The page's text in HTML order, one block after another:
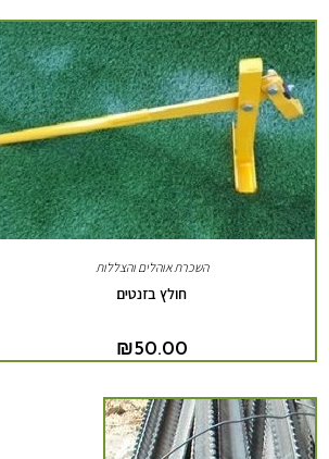
השכרת אוהלים והצללות
חולץ בזנטים
₪50.00